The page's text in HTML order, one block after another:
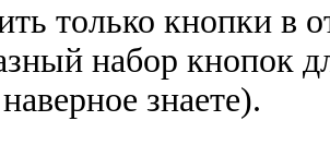
только кнопки в
набор кнопок
знаете).